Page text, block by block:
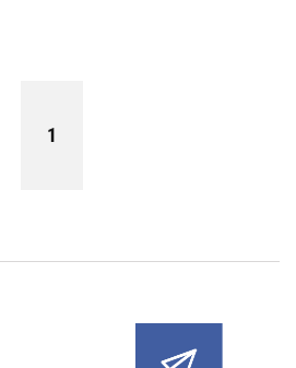
1